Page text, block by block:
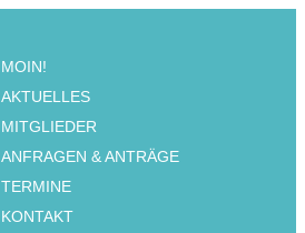
MOIN!
AKTUELLES
MITGLIEDER
ANFRAGEN & ANTRÄGE
TERMINE
KONTAKT